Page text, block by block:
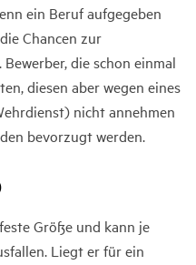
ein Beruf aufgegeben
Chancen zur
die schon einmal
diesen aber wegen eines
nicht annehmen
bevorzugt werden.
Größe und kann je
Liegt er für ein